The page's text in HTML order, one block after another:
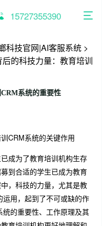
15727355390
科技官网|AI客服系统 >
的科技力量：教育培训
系统的重要性
CRM系统的关键作用
成为了教育培训机构生存
到合适的学生已成为教育
，科技的力量，尤其是教
用，起到了不可或缺的作
的重要性、工作原理及其